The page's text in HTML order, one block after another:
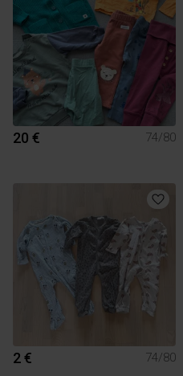
20 € 74/80
2 € 74/80